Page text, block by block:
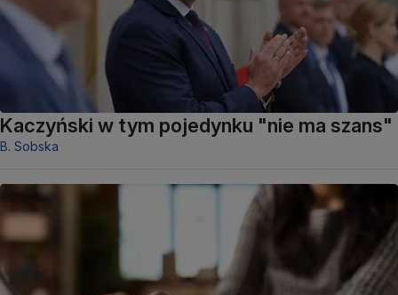
Kaczyński w tym pojedynku "nie ma szans"
B. Sobska